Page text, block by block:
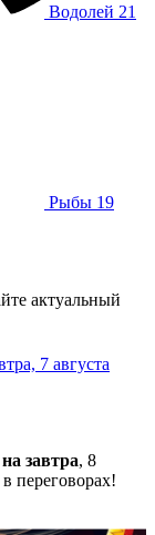
Водолей 21
Рыбы 19
актуальный
7 августа
завтра, 8
переговорах!